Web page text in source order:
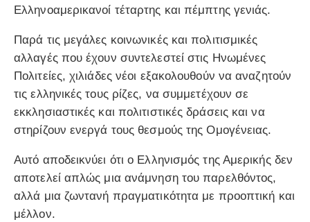
Ελληνοαμερικανοί τέταρτης και πέμπτης γενιάς.
Παρά τις μεγάλες κοινωνικές και πολιτισμικές
αλλαγές που έχουν συντελεστεί στις Ηνωμένες
Πολιτείες, χιλιάδες νέοι εξακολουθούν να αναζητούν
τις ελληνικές τους ρίζες, να συμμετέχουν σε
εκκλησιαστικές και πολιτιστικές δράσεις και να
στηρίζουν ενεργά τους θεσμούς της Ομογένειας.
Αυτό αποδεικνύει ότι ο Ελληνισμός της Αμερικής δεν
αποτελεί απλώς μια ανάμνηση του παρελθόντος,
αλλά μια ζωντανή πραγματικότητα με προοπτική και
μέλλον.